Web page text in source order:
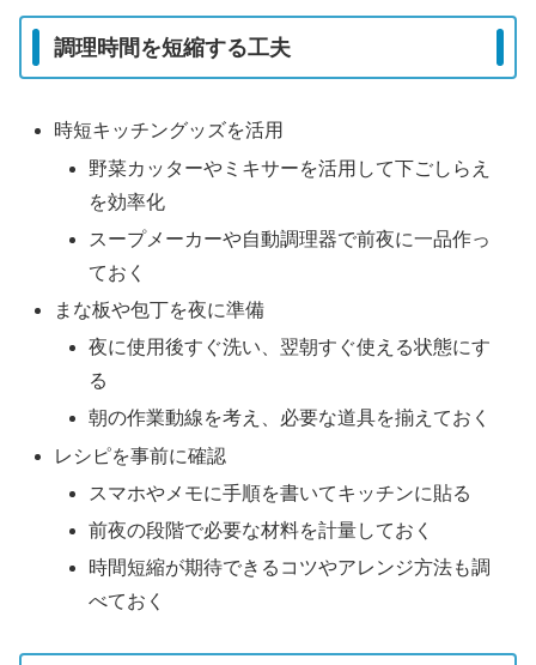
調理時間を短縮する工夫
時短キッチングッズを活用
野菜カッターやミキサーを活用して下ごしらえ
を効率化
スープメーカーや自動調理器で前夜に一品作っ
ておく
まな板や包丁を夜に準備
夜に使用後すぐ洗い、翌朝すぐ使える状態にす
る
朝の作業動線を考え、必要な道具を揃えておく
レシピを事前に確認
スマホやメモに手順を書いてキッチンに貼る
前夜の段階で必要な材料を計量しておく
時間短縮が期待できるコツやアレンジ方法も調
べておく